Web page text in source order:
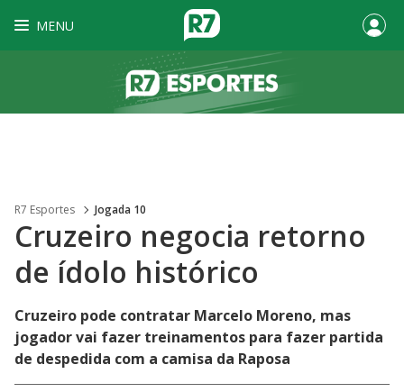
MENU
R7 Esportes Jogada 10
Cruzeiro negocia retorno
de ídolo histórico
Cruzeiro pode contratar Marcelo Moreno, mas
jogador vai fazer treinamentos para fazer partida
de despedida com a camisa da Raposa